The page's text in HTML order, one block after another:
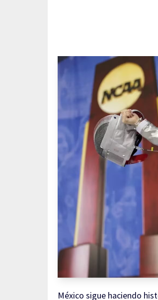
México sigue haciendo